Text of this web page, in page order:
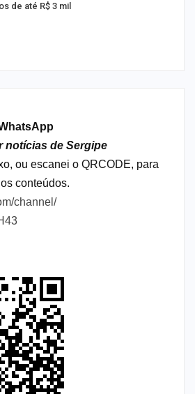
de até R$ 3 mil
notícias de Sergipe
ou escanei o QRCODE, para
conteúdos.
channel/